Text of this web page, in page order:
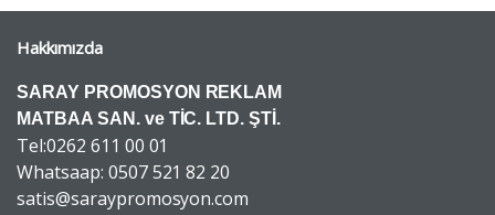
Hakkımızda
SARAY PROMOSYON REKLAM
MATBAA SAN. ve TİC. LTD. ŞTİ.
Tel:0262 611 00 01
Whatsaap: 0507 521 82 20
satis@saraypromosyon.com